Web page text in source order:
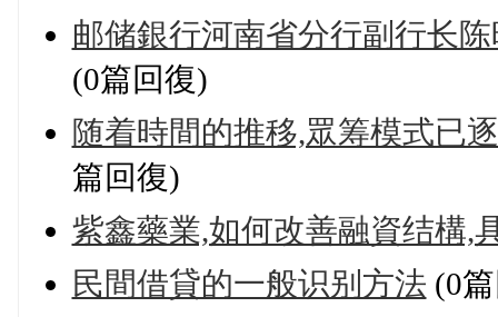
邮储銀行河南省分行副行长
(0篇回復)
随着時間的推移,眾筹模式已
篇回復)
紫鑫藥業,如何改善融資结構,
民間借貸的一般识别方法 (0